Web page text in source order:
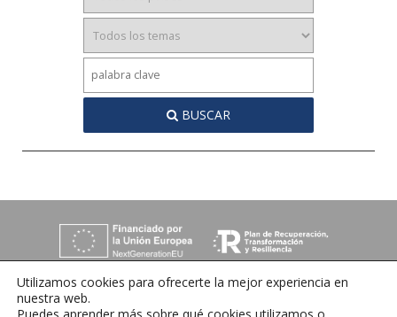
BUSCAR
Utilizamos cookies para ofrecerte la mejor experiencia en
nuestra web.